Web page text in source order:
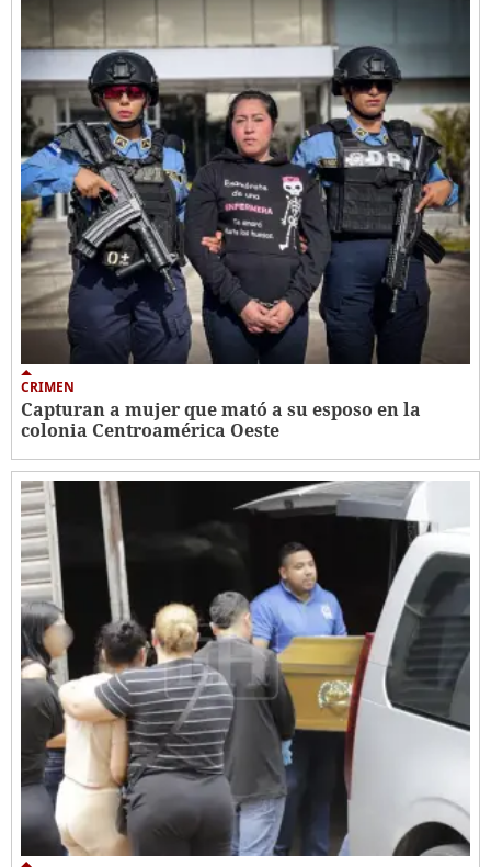
CRIMEN
Capturan a mujer que mató a su esposo en la
colonia Centroamérica Oeste